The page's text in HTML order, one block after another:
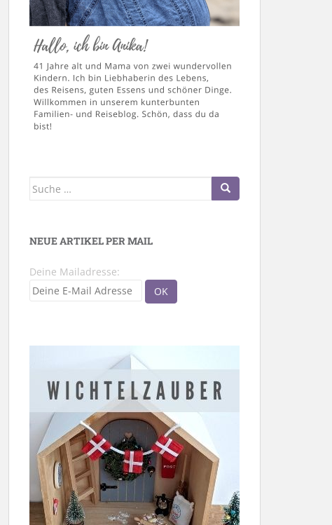
Suche
NEUE ARTIKEL PER MAIL
Deine Mailadresse: